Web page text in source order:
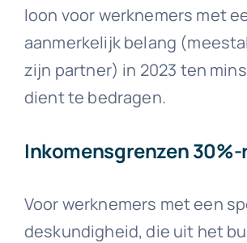
loon voor werknemers met
aanmerkelijk belang
zijn partner) in 2023 ten
dient te bedragen.
Inkomensgrenzen
Voor werknemers met een
deskundigheid, die uit het